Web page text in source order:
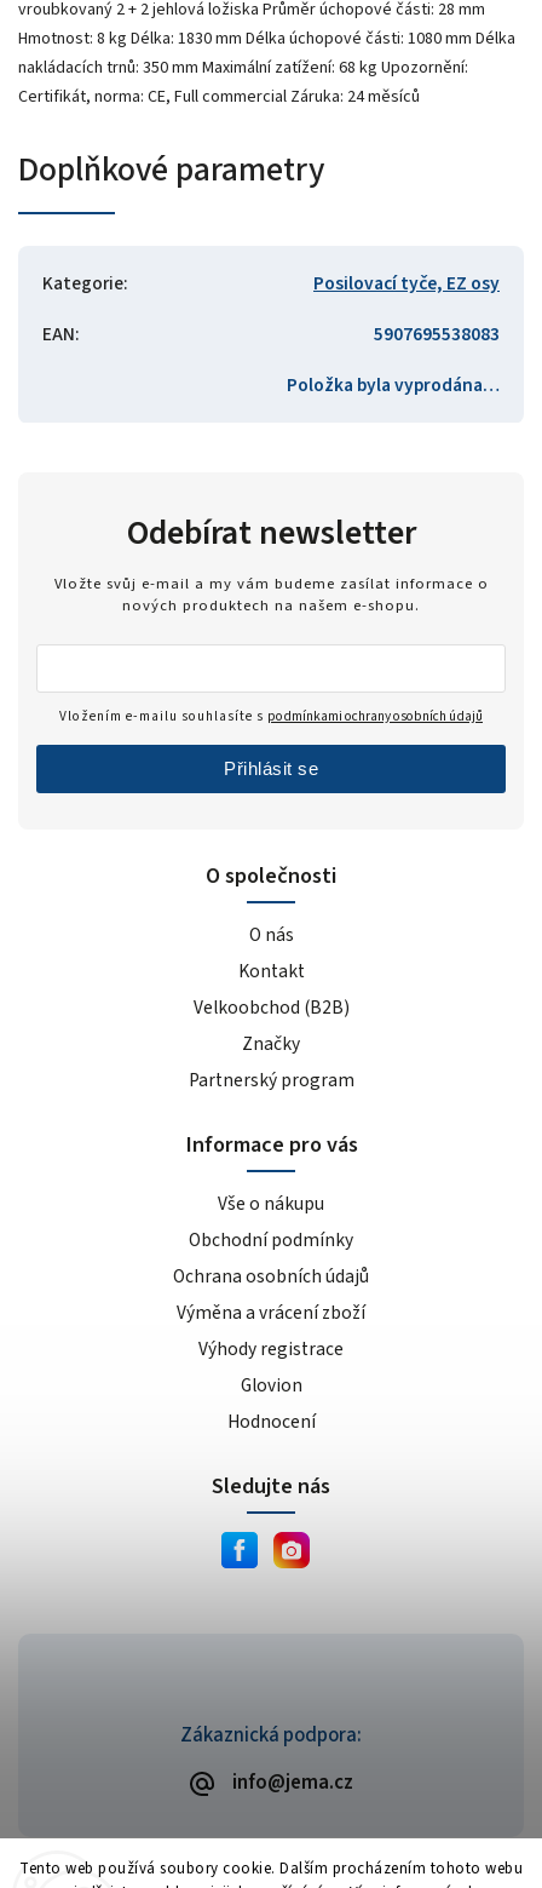
Tento web používá soubory cookie. Dalším procházením tohoto webu
vroubkovaný 2 + 2 jehlová ložiska Průměr úchopové části: 28 mm
Hmotnost: 8 kg Délka: 1830 mm Délka úchopové části: 1080 mm Délka
nakládacích trnů: 350 mm Maximální zatížení: 68 kg Upozornění:
Certifikát, norma: CE, Full commercial Záruka: 24 měsíců
Doplňkové parametry
Kategorie:
Posilovací tyče, EZ osy
EAN:
5907695538083
Položka byla vyprodána…
Zákaznická podpora:
info@jema.cz
O společnosti
O nás
Kontakt
Velkoobchod (B2B)
Značky
Partnerský program
Informace pro vás
Vše o nákupu
Obchodní podmínky
Ochrana osobních údajů
Výměna a vrácení zboží
Výhody registrace
Glovion
Hodnocení
Odebírat newsletter
Vložte svůj e-mail a my vám budeme zasílat informace o
nových produktech na našem e-shopu.
Vložením e-mailu souhlasíte s podmínkami ochrany osobních údajů
Přihlásit se
Sledujte nás